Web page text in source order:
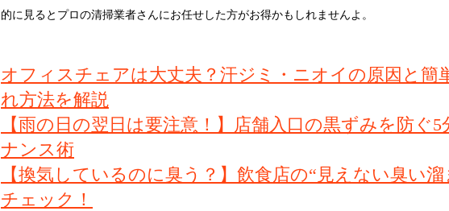
的に見るとプロの清掃業者さんにお任せした方がお得かもしれませんよ。
オフィスチェアは大丈夫？汗ジミ・ニオイの原因と簡
れ方法を解説
【雨の日の翌日は要注意！】店舗入口の黒ずみを防ぐ5
ナンス術
【換気しているのに臭う？】飲食店の“見えない臭い溜
チェック！